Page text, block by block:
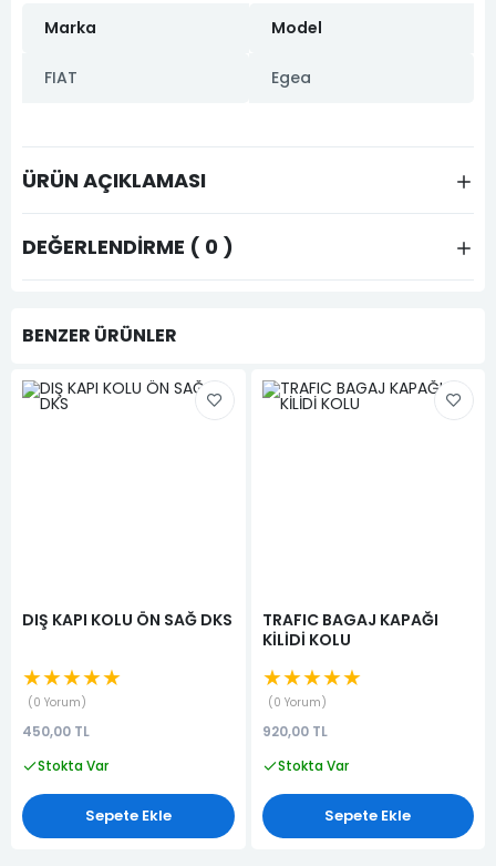
Marka Model
FIAT Egea
ÜRÜN AÇIKLAMASI
DEĞERLENDIRME ( 0 )
BENZER ÜRÜNLER
DIŞ KAPI KOLU ÖN SAĞ DKS
★★★★★
0 Yorum
450,00 TL
Stokta Var
Sepete Ekle
TRAFIC BAGAJ KAPAĞI
KİLİDİ KOLU
★★★★★
0 Yorum
920,00 TL
Stokta Var
Sepete Ekle